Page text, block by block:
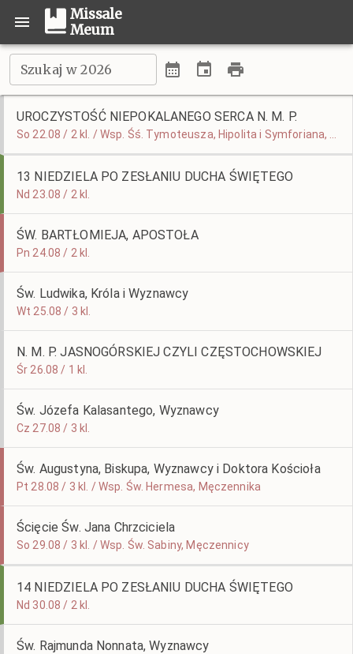
Missale
Meum
Szukaj w 2026
UROCZYSTOŚĆ NIEPOKALANEGO SERCA N. M. P.
13 NIEDZIELA PO ZESŁANIU DUCHA ŚWIĘTEGO
Nd 23.08 / 2 kl.
ŚW. BARTŁOMIEJA, APOSTOŁA
Pn 24.08 / 2 kl.
Św. Ludwika, Króla i Wyznawcy
Wt 25.08 / 3 kl.
N. M. P. JASNOGÓRSKIEJ CZYLI CZĘSTOCHOWSKIEJ
Śr 26.08 / 1 kl.
Św. Józefa Kalasantego, Wyznawcy
Cz 27.08 / 3 kl.
Św. Augustyna, Biskupa, Wyznawcy i Doktora Kościoła
Pt 28.08 / 3 kl. / Wsp. Św. Hermesa, Męczennika
Ścięcie Św. Jana Chrzciciela
So 29.08 / 3 kl. / Wsp. Św. Sabiny, Męczennicy
14 NIEDZIELA PO ZESŁANIU DUCHA ŚWIĘTEGO
Nd 30.08 / 2 kl.
Św. Rajmunda Nonnata, Wyznawcy